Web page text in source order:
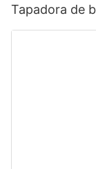
Tapadora de